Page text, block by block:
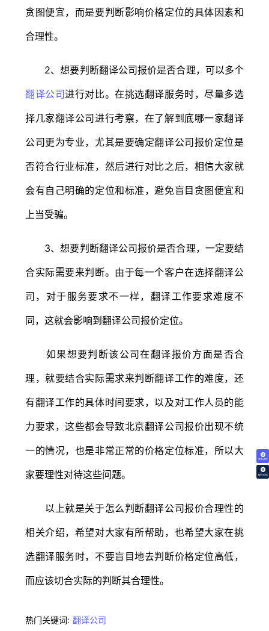
免费试译
翻译价格
贪图便宜，而是要判断影响价格定位的具体因素和
合理性。
2、想要判断翻译公司报价是否合理，可以多个
翻译公司进行对比。在挑选翻译服务时，尽量多选
择几家翻译公司进行考察，在了解到底哪一家翻译
公司更为专业，尤其是要确定翻译公司报价定位是
否符合行业标准，然后进行对比之后，相信大家就
会有自己明确的定位和标准，避免盲目贪图便宜和
上当受骗。
3、想要判断翻译公司报价是否合理，一定要结
合实际需要来判断。由于每一个客户在选择翻译公
司，对于服务要求不一样，翻译工作要求难度不
同，这就会影响到翻译公司报价定位。
如果想要判断该公司在翻译报价方面是否合
理，就要结合实际需求来判断翻译工作的难度，还
有翻译工作的具体时间要求，以及对工作人员的能
力要求，这些都会导致北京翻译公司报价出现不统
一的情况，也是非常正常的价格定位标准，所以大
家要理性对待这些问题。
以上就是关于怎么判断翻译公司报价合理性的
相关介绍，希望对大家有所帮助，也希望大家在挑
选翻译服务时，不要盲目地去判断价格定位高低，
而应该切合实际的判断其合理性。
热门关键词: 翻译公司